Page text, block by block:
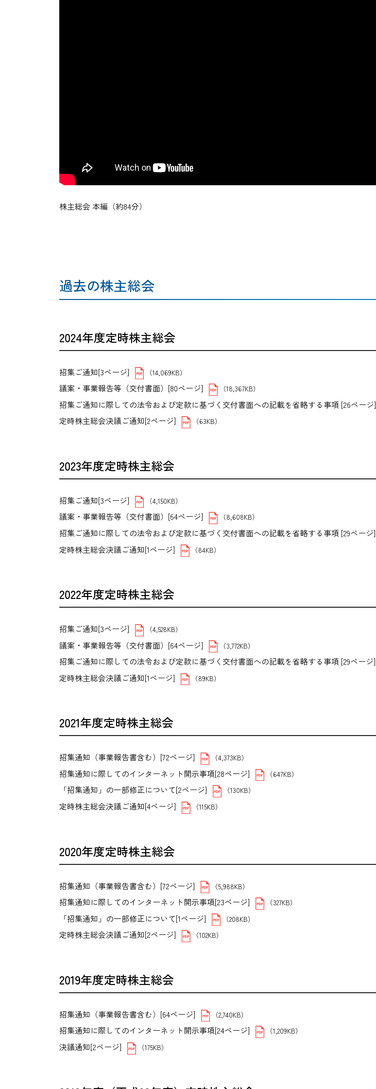
株主総会 本編（約84分）
過去の株主総会
2024年度定時株主総会
招集ご通知[3ページ] （14,069KB）
議案・事業報告等（交付書面）[80ページ] （18,367KB）
招集ご通知に際しての法令および定款に基づく交付書面への記載を省略する事項 [26ページ]
定時株主総会決議ご通知[2ページ] （63KB）
2023年度定時株主総会
招集ご通知[3ページ] （4,150KB）
議案・事業報告等（交付書面）[64ページ] （8,608KB）
招集ご通知に際しての法令および定款に基づく交付書面への記載を省略する事項 [29ページ]
定時株主総会決議ご通知[1ページ] （84KB）
2022年度定時株主総会
招集ご通知[3ページ] （4,528KB）
議案・事業報告等（交付書面）[64ページ] （3,772KB）
招集ご通知に際しての法令および定款に基づく交付書面への記載を省略する事項 [29ページ]
定時株主総会決議ご通知[1ページ] （89KB）
2021年度定時株主総会
招集通知（事業報告書含む）[72ページ] （4,373KB）
招集通知に際してのインターネット開示事項[28ページ] （647KB）
「招集通知」の一部修正について[2ページ] （130KB）
定時株主総会決議ご通知[4ページ] （115KB）
2020年度定時株主総会
招集通知（事業報告書含む）[72ページ] （5,988KB）
招集通知に際してのインターネット開示事項[23ページ] （327KB）
「招集通知」の一部修正について[1ページ] （208KB）
定時株主総会決議ご通知[2ページ] （102KB）
2019年度定時株主総会
招集通知（事業報告書含む）[64ページ] （2,740KB）
招集通知に際してのインターネット開示事項[24ページ] （1,209KB）
決議通知[2ページ] （175KB）